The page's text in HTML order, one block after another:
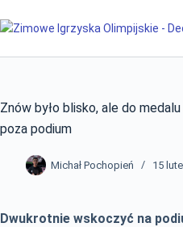
do
Znów było blisko, ale do
poza podium
Michał Pochopień 15
Dwukrotnie wskoczyć na